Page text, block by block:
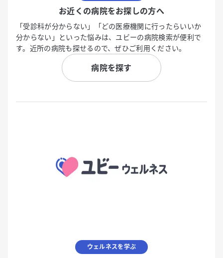
お近くの病院をお探しの方へ
「受診科が分からない」「どの医療機関に行ったらいいか
分からない」といった悩みは、ユビーの病院検索が便利で
す。近所の病院も探せるので、ぜひご利用ください。
病院を探す
ウェルネスを学ぶ